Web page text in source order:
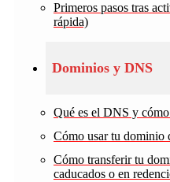
Primeros pasos tras
rápida)
Dominios y DNS
Qué es el DNS y
Cómo usar tu dominio
Cómo transferir tu
caducados o en